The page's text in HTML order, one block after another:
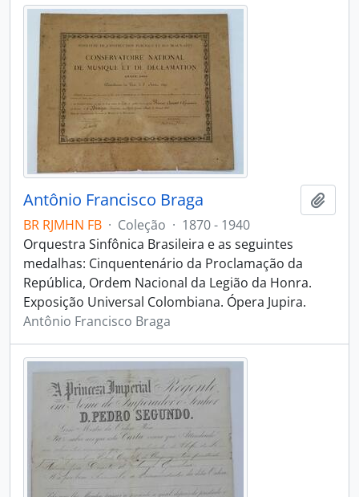
Antônio Francisco Braga
BR RJMHN FB · Coleção · 1870 - 1940
Orquestra Sinfônica Brasileira e as seguintes
medalhas: Cinquentenário da Proclamação da
República, Ordem Nacional da Legião da Honra.
Exposição Universal Colombiana. Ópera Jupira.
Antônio Francisco Braga